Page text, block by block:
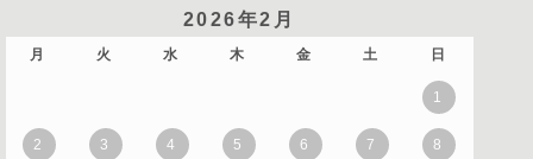
2026年2月
月 火 水 木 金 土 日
1
2 3 4 5 6 7 8